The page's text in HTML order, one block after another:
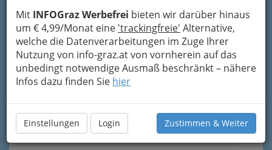
Mit INFOGraz Werbefrei bieten wir darüber hinaus
um € 4,99/Monat eine 'trackingfreie' Alternative,
welche die Datenverarbeitungen im Zuge Ihrer
Nutzung von info-graz.at von vornherein auf das
unbedingt notwendige Ausmaß beschränkt – nähere
Infos dazu finden Sie hier
Einstellungen Login Zustimmen & Weiter
ÖBB-Immobilienmanagement
Gesellschaft mbH
Bahnhofgürtel 59, 8020 Graz
+43 1 93000 - 44044
+43 1 93000 - 44041
Karte & Routenplaner
Eintrag ändern
Kategorien